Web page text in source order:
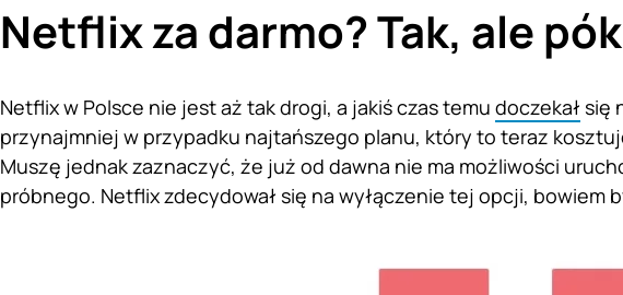
Netflix za darmo? Tak, ale
Netflix w Polsce nie jest aż tak drogi, a jakiś czas temu doczekał się
przynajmniej w przypadku najtańszego planu, który to teraz
Muszę jednak zaznaczyć, że już od dawna nie ma możliwości
próbnego. Netflix zdecydował się na wyłączenie tej opcji, bowiem